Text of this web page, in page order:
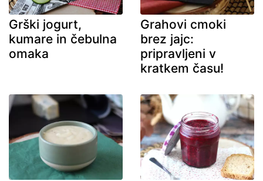
Grški jogurt,
kumare in čebulna
omaka
Grahovi cmoki
brez jajc:
pripravljeni v
kratkem času!